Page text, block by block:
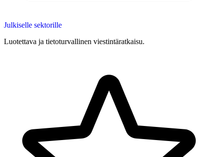
Julkiselle sektorille
Luotettava ja tietoturvallinen viestintäratkaisu.